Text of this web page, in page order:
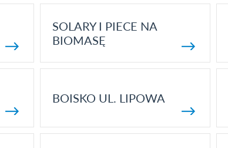
SOLARY I PIECE NA
BIOMASĘ
BOISKO UL. LIPOWA